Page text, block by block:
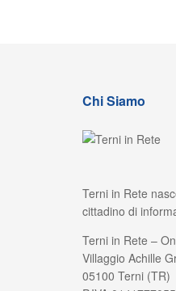
Chi Siamo
Terni in Rete
cittadino di
Terni in Rete –
Villaggio Achille
05100 Terni (TR)